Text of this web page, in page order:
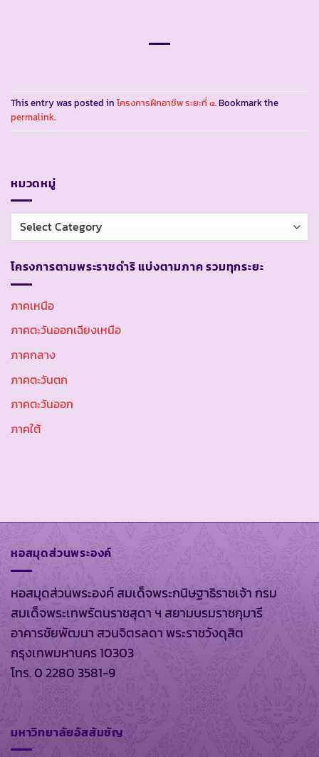
This entry was posted in โครงการฝึกอาชีพ ระยะที่ ๔. Bookmark the
permalink.
หมวดหมู่
หมวด
หมู่
โครงการตามพระราชดำริ แบ่งตามภาค รวมทุกระยะ
ภาคเหนือ
ภาคตะวันออกเฉียงเหนือ
ภาคกลาง
ภาคตะวันตก
ภาคตะวันออก
ภาคใต้
หอสมุดส่วนพระองค์
หอสมุดส่วนพระองค์ สมเด็จพระกนิษฐาธิราชเจ้า กรม
สมเด็จพระเทพรัตนราชสุดา ฯ สยามบรมราชกุมารี
อาคารชัยพัฒนา สวนจิตรลดา พระราชวังดุสิต
กรุงเทพมหานคร 10303
โทร. 0 2280 3581-9
มหาวิทยาลัยอัสสัมชัญ